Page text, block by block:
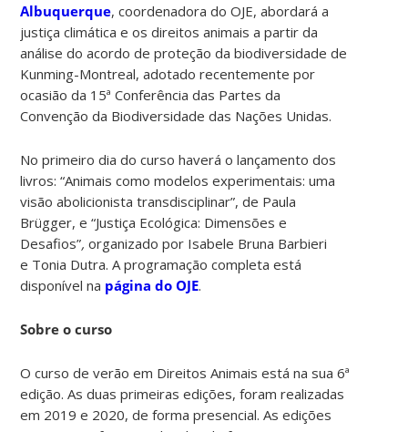
Albuquerque, coordenadora do OJE, abordará a
justiça climática e os direitos animais a partir da
análise do acordo de proteção da biodiversidade de
Kunming-Montreal, adotado recentemente por
ocasião da 15ª Conferência das Partes da
Convenção da Biodiversidade das Nações Unidas.
No primeiro dia do curso haverá o lançamento dos
livros: “Animais como modelos experimentais: uma
visão abolicionista transdisciplinar”, de Paula
Brügger, e “Justiça Ecológica: Dimensões e
Desafios”, organizado por Isabele Bruna Barbieri
e Tonia Dutra. A programação completa está
disponível na página do OJE.
Sobre o curso
O curso de verão em Direitos Animais está na sua 6ª
edição. As duas primeiras edições, foram realizadas
em 2019 e 2020, de forma presencial. As edições